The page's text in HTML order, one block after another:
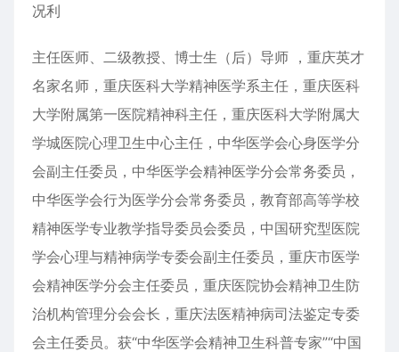
况利
主任医师、二级教授、博士生（后）导师 ，重庆英才
名家名师，重庆医科大学精神医学系主任，重庆医科
大学附属第一医院精神科主任，重庆医科大学附属大
学城医院心理卫生中心主任，中华医学会心身医学分
会副主任委员，中华医学会精神医学分会常务委员，
中华医学会行为医学分会常务委员，教育部高等学校
精神医学专业教学指导委员会委员，中国研究型医院
学会心理与精神病学专委会副主任委员，重庆市医学
会精神医学分会主任委员，重庆医院协会精神卫生防
治机构管理分会会长，重庆法医精神病司法鉴定专委
会主任委员。获“中华医学会精神卫生科普专家”“中国